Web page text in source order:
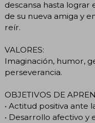
descansa hasta
de su nueva amiga y
reír.
VALORES:
Imaginación, humor,
perseverancia.
OBJETIVOS DE
• Actitud positiva ante
• Desarrollo afectivo y